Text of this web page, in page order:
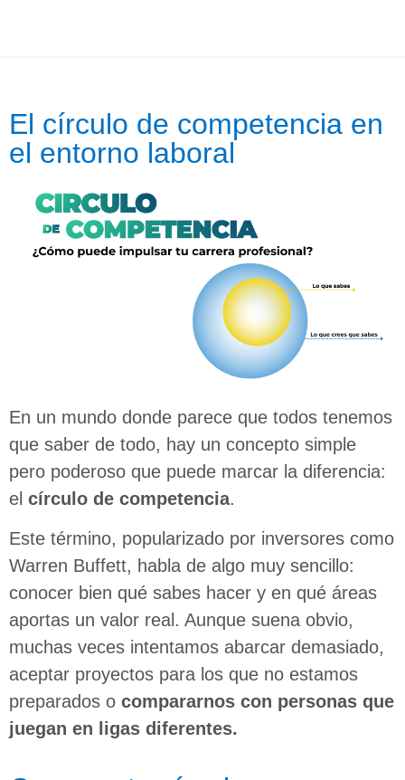
El círculo de competencia en
el entorno laboral
En un mundo donde parece que todos tenemos
que saber de todo, hay un concepto simple
pero poderoso que puede marcar la diferencia:
el círculo de competencia.
Este término, popularizado por inversores como
Warren Buffett, habla de algo muy sencillo:
conocer bien qué sabes hacer y en qué áreas
aportas un valor real. Aunque suena obvio,
muchas veces intentamos abarcar demasiado,
aceptar proyectos para los que no estamos
preparados o compararnos con personas que
juegan en ligas diferentes.